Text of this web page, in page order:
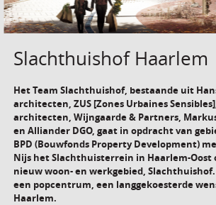
Slachthuishof Haarlem
Het Team Slachthuishof, bestaande uit
architecten, ZUS [Zones Urbaines
architecten, Wijngaarde & Partners,
en Alliander DGO, gaat in opdracht van
BPD (Bouwfonds Property Development)
Nijs het Slachthuisterrein in Haarlem-
nieuw woon- en werkgebied,
een popcentrum, een langgekoesterde
Haarlem.